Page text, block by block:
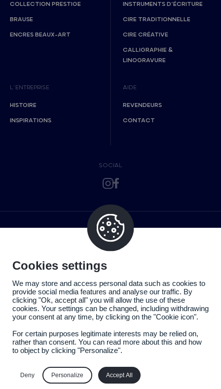
COLLECTION PRESTIGE
BRAUSE
ENCRES BEAUX-ART
INSTRUMENTS D’ÉCRITURE
CIRE TRADITIONNELLE
CIRE CRÉATIVE
CALLIGRAPHIE &
LINOGRAVURE
L’ENTREPRISE
HISTOIRE
INSPIRATIONS
AIDE
REVENDEURS
CONTACT
SOCIAL
Cookies settings
We may store and access personal data such as cookies to
provide social media features and analyse our traffic. By
clicking "Ok, accept all" you will allow the use of these
cookies. Your settings can be changed, including withdrawing
your consent at any time, by clicking on the "Cookie icon".
For certain purposes legitimate interests may be relied on,
rather than consent. You can read more about this and how
to object by clicking "Personalize".
Deny Personalize Accept All